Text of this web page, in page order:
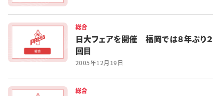
総合
日大フェアを開催 福岡では８年ぶり２
回目
2005年12月19日
総合